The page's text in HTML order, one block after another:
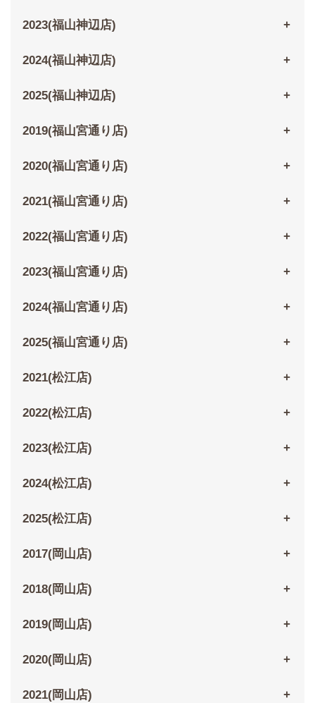
2023(福山神辺店)
2024(福山神辺店)
2025(福山神辺店)
2019(福山宮通り店)
2020(福山宮通り店)
2021(福山宮通り店)
2022(福山宮通り店)
2023(福山宮通り店)
2024(福山宮通り店)
2025(福山宮通り店)
2021(松江店)
2022(松江店)
2023(松江店)
2024(松江店)
2025(松江店)
2017(岡山店)
2018(岡山店)
2019(岡山店)
2020(岡山店)
2021(岡山店)